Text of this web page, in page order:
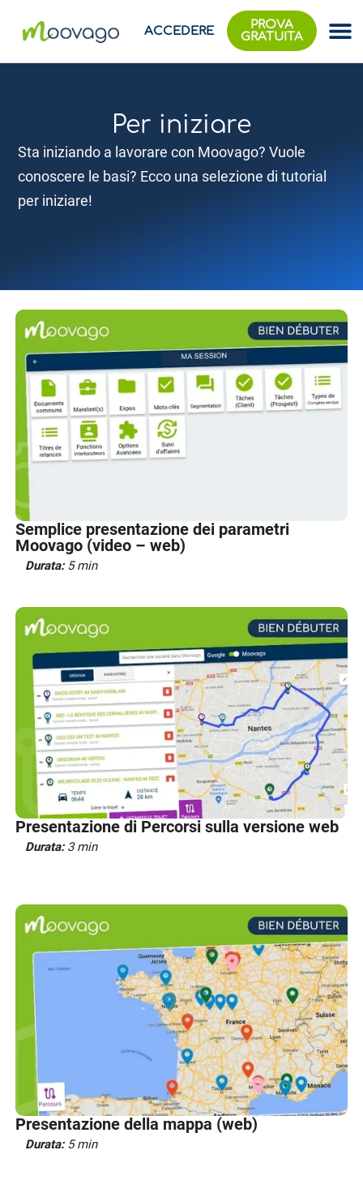
ACCEDERE
PROVA
GRATUITA
Per iniziare
Sta iniziando a lavorare con Moovago? Vuole
conoscere le basi? Ecco una selezione di tutorial
per iniziare!
Semplice presentazione dei parametri
Moovago (video – web)
Durata: 5 min
Presentazione di Percorsi sulla versione web
Durata: 3 min
Presentazione della mappa (web)
Durata: 5 min